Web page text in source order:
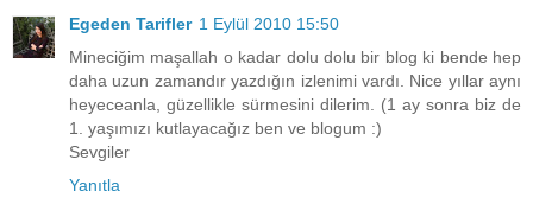
Egeden Tarifler 1 Eylül 2010 15:50
Mineciğim maşallah o kadar dolu dolu bir blog ki bende hep
daha uzun zamandır yazdığın izlenimi vardı. Nice yıllar aynı
heyeceanla, güzellikle sürmesini dilerim. (1 ay sonra biz de
1. yaşımızı kutlayacağız ben ve blogum :)
Sevgiler
Yanıtla